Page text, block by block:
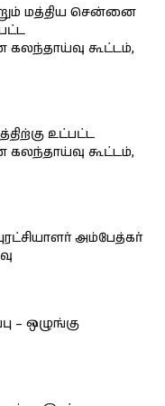
மத்திய சென்னை
கலந்தாய்வு கூட்டம்,
உட்பட்ட
கலந்தாய்வு கூட்டம்,
அம்பேத்கர்
– ஒழுங்கு